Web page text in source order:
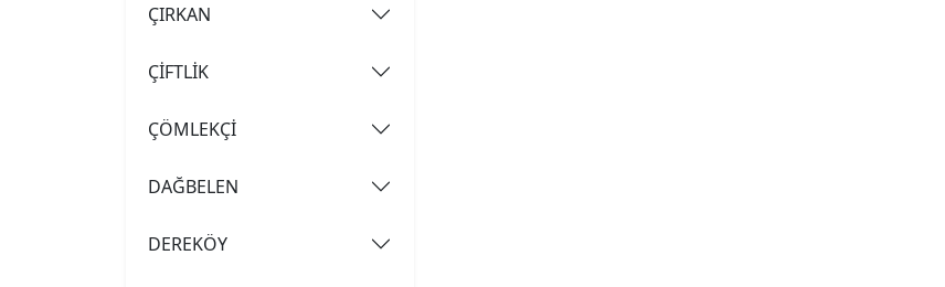
ÇIRKAN
ÇİFTLİK
ÇÖMLEKÇİ
DAĞBELEN
DEREKÖY